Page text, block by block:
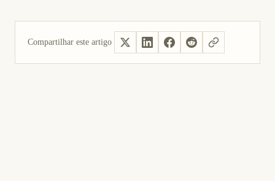
Compartilhar este artigo